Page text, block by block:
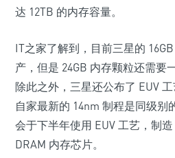
达 12TB 的内存容量。
IT之家了解到，目前三星的
产，但是 24GB 内存颗粒还需要
除此之外，三星还公布了 EUV
自家最新的 14nm 制程是同级别
会于下半年使用 EUV 工艺 ，制
DRAM 内存芯片。